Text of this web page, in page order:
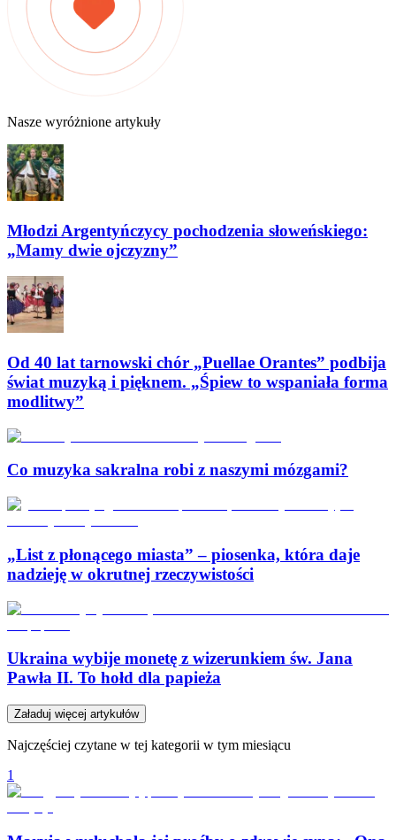
Nasze wyróżnione artykuły
Młodzi Argentyńczycy pochodzenia słoweńskiego:
„Mamy dwie ojczyzny”
Od 40 lat tarnowski chór „Puellae Orantes” podbija
świat muzyką i pięknem. „Śpiew to wspaniała forma
modlitwy”
Co muzyka sakralna robi z naszymi mózgami?
„List z płonącego miasta” – piosenka, która daje
nadzieję w okrutnej rzeczywistości
Ukraina wybije monetę z wizerunkiem św. Jana
Pawła II. To hołd dla papieża
Załaduj więcej artykułów
Najczęściej czytane w tej kategorii w tym miesiącu
1